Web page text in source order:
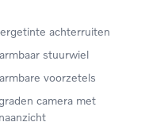
achterruiten
stuurwiel
voorzetels
camera met